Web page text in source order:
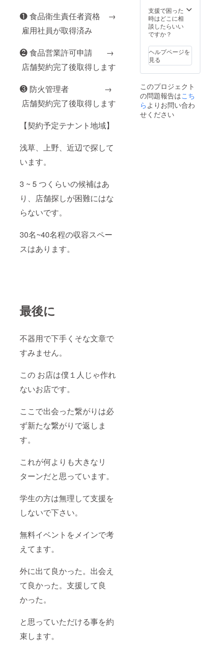
❶ 食品衛生責任者資格 →
雇用社員が取得済み
❷ 食品営業許可申請 →
店舗契約完了後取得します
❸ 防火管理者 →
店舗契約完了後取得します
【契約予定テナント地域】
浅草、上野、近辺で探して
います。
3 ~ 5 つくらいの候補はあ
り、店舗探しが困難にはな
らないです。
30名~40名程の収容スペー
スはあります。
最後に
不器用で下手くそな文章で
すみません。
この お店は僕１人じゃ作れ
ないお店です。
ここで出会った繋がりは必
ず新たな繋がりで返しま
す。
これが何よりも大きなリ
ターンだと思っています。
学生の方は無理して支援を
しないで下さい。
無料イベントをメインで考
えてます。
外に出て良かった。出会え
て良かった。支援して良
かった。
と思っていただける事を約
束します。
ライ
ター2種
(白 黒)
αDアク
キーホ
ルダー
(クラウ
ドファ
ング限
定) αD
全員集
合クッ
ション
ない場
合 お好
きに貸
切可能
3回)(1
年間場
代使用
可能)(ド
別途) ❸
VVIP会
員証発
行 (超限
定)名前
支援で困った
時はどこに相
談したらいい
ですか？
ヘルプページを
見る
このプロジェクト
の問題報告はこち
らよりお問い合わ
せください